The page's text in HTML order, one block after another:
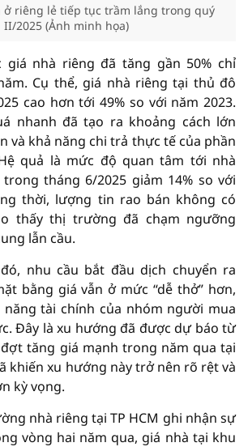
riêng lẻ tiếp tục trầm lắng trong quý
II/2025 (Ảnh minh họa)
giá nhà riêng đã tăng gần 50% chỉ
Cụ thể, giá nhà riêng tại thủ đô
cao hơn tới 49% so với năm 2023.
nhanh đã tạo ra khoảng cách lớn
và khả năng chi trả thực tế của phần
quả là mức độ quan tâm tới nhà
tháng 6/2025 giảm 14% so với
thời, lượng tin rao bán không có
thấy thị trường đã chạm ngưỡng
lẫn cầu.
nhu cầu bắt đầu dịch chuyển ra
bằng giá vẫn ở mức “dễ thở” hơn,
tài chính của nhóm người mua
Đây là xu hướng đã được dự báo từ
tăng giá mạnh trong năm qua tại
khiến xu hướng này trở nên rõ rệt và
kỳ vọng.
nhà riêng tại TP HCM ghi nhận sự
vòng hai năm qua, giá nhà tại khu